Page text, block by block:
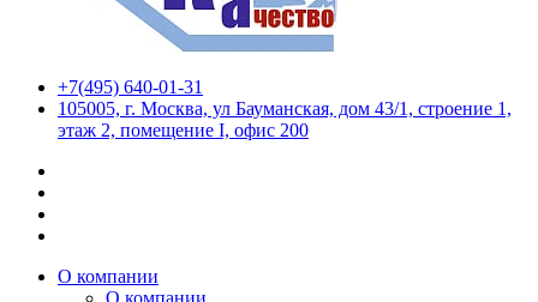
+7(495) 640-01-31
105005, г. Москва, ул Бауманская, дом 43/1, строение 1,
этаж 2, помещение I, офис 200
О компании
О компании